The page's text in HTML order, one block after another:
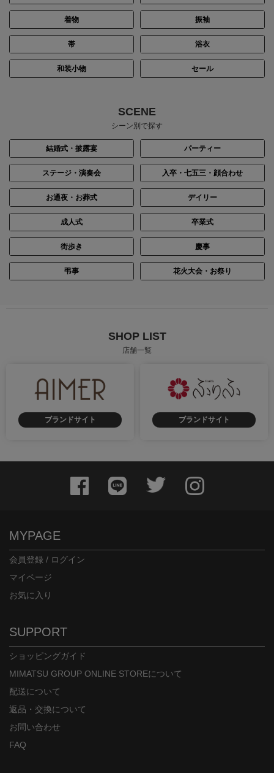
身長：152cm 身長：150cm
身長：150cm 身長：150cm
着物 振袖
帯 浴衣
和装小物 セール
SCENE
シーン別で探す
結婚式・披露宴 パーティー
ステージ・演奏会 入卒・七五三・顔合わせ
お通夜・お葬式 デイリー
成人式 卒業式
街歩き 慶事
弔事 花火大会・お祭り
SHOP LIST
店舗一覧
ブランドサイト ブランドサイト
MYPAGE
会員登録 / ログイン
マイページ
お気に入り
SUPPORT
ショッピングガイド
MIMATSU GROUP ONLINE STOREについて
配送について
返品・交換について
お問い合わせ
FAQ